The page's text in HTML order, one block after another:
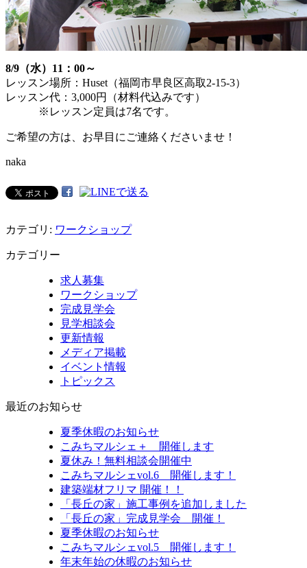
8/9（水）11：00～
レッスン場所：Huset（福岡市早良区高取2-15-3）
レッスン代：3,000円（材料代込みです）
※レッスン定員は7名です。
ご希望の方は、お早目にご連絡くださいませ！
naka
カテゴリ: ワークショップ
カテゴリー
求人募集
ワークショップ
完成見学会
見学相談会
更新情報
メディア掲載
イベント情報
トピックス
最近のお知らせ
夏季休暇のお知らせ
こみちマルシェ＋ 開催します
夏休み！無料相談会開催中
こみちマルシェvol.6 開催します！
建築端材フリマ 開催！！
「長丘の家」施工事例を追加しました
「長丘の家」完成見学会 開催！
夏季休暇のお知らせ
こみちマルシェvol.5 開催します！
年末年始の休暇のお知らせ